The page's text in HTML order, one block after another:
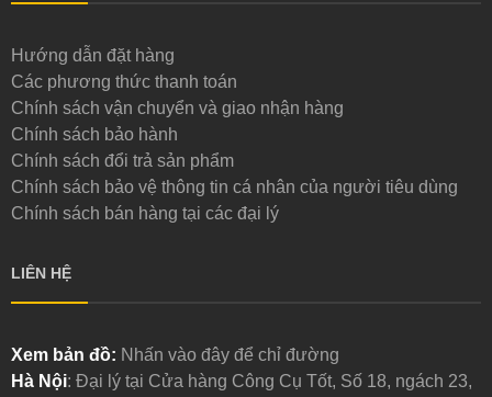
Hướng dẫn đặt hàng
Các phương thức thanh toán
Chính sách vận chuyển và giao nhận hàng
Chính sách bảo hành
Chính sách đổi trả sản phẩm
Chính sách bảo vệ thông tin cá nhân của người tiêu dùng
Chính sách bán hàng tại các đại lý
LIÊN HỆ
Xem bản đồ: Nhấn vào đây để chỉ đường
Hà Nội: Đại lý tại Cửa hàng Công Cụ Tốt, Số 18, ngách 23,